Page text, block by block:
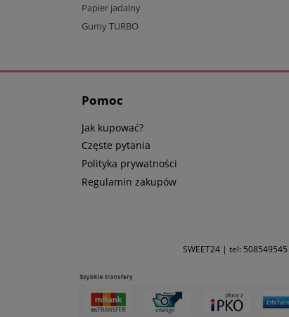
Papier jadalny
Gumy TURBO
Pomoc
Jak kupować?
Częste pytania
Polityka prywatności
Regulamin zakupów
SWEET24 | tel: 508549545